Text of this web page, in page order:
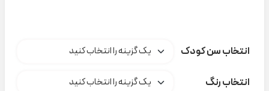
انتخاب سن کودک
انتخاب رنگ